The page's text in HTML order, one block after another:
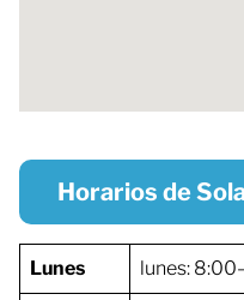
Horarios de
Lunes lunes: